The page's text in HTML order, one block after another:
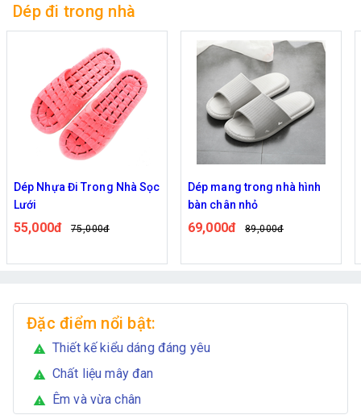
Dép đi trong nhà
Dép Nhựa Đi Trong Nhà Sọc
Lưới
55,000đ 75,000đ
Dép mang trong nhà hình
bàn chân nhỏ
69,000đ 89,000đ
Đặc điểm nổi bật:
warning Thiết kế kiểu dáng đáng yêu
warning Chất liệu mây đan
warning Êm và vừa chân